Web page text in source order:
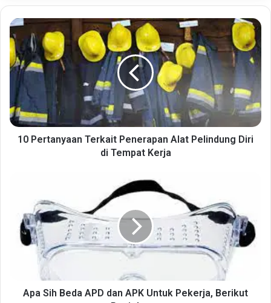
10
Pertanyaan
Terkait
Penerapan
Alat
Pelindung
Diri
di
Tempat
Kerja
10 Pertanyaan Terkait Penerapan Alat Pelindung Diri
di Tempat Kerja
APD
dan
APK
Penjelasan
Apa Sih Beda APD dan APK Untuk Pekerja, Berikut